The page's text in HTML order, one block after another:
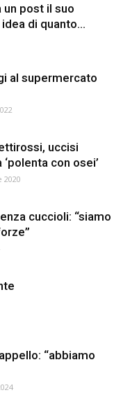
un post il suo
di quanto...
al supermercato
uccisi
con osei’
2020
cuccioli: “siamo
“abbiamo